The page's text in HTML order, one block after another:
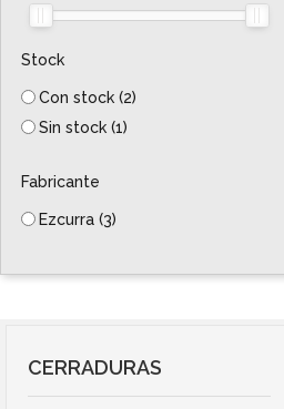
Stock
Con stock (2)
Sin stock (1)
Fabricante
Ezcurra (3)
CERRADURAS